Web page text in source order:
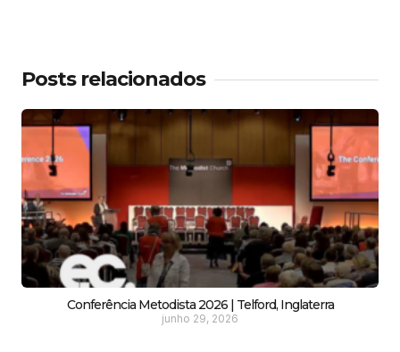
Posts relacionados
Conferência Metodista 2026 | Telford, Inglaterra
junho 29, 2026